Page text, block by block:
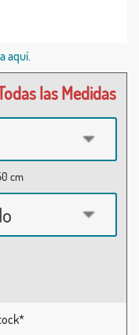
aquí.
las Medidas
cm